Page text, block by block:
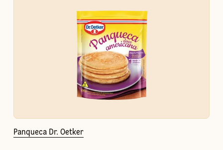
Panqueca Dr. Oetker